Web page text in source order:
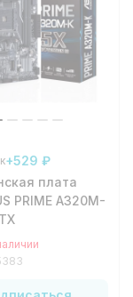
+529 ₽
плата
PRIME A320M-